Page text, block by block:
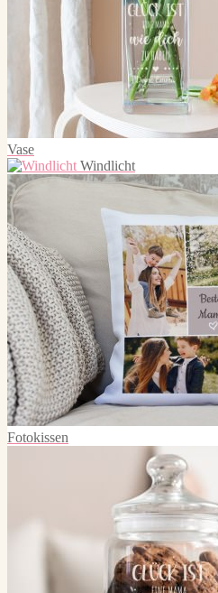
Vase
Windlicht
Fotokissen